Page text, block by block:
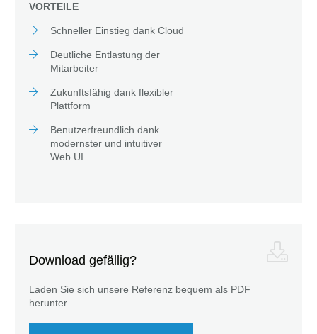
VORTEILE
Schneller Einstieg dank Cloud
Deutliche Entlastung der
Mitarbeiter
Zukunftsfähig dank flexibler
Plattform
Benutzerfreundlich dank
modernster und intuitiver
Web UI
Download gefällig?
Laden Sie sich unsere Referenz bequem als PDF
herunter.